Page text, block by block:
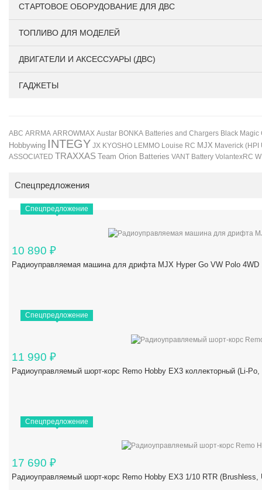
СТАРТОВОЕ ОБОРУДОВАНИЕ ДЛЯ ДВС
ТОПЛИВО ДЛЯ МОДЕЛЕЙ
ДВИГАТЕЛИ И АКСЕССУАРЫ (ДВС)
ГАДЖЕТЫ
ABC ARRMA ARROWMAX Austar BONKA Batteries and Chargers Black Magic
Hobbywing INTEGY JX KYOSHO LEMMO Louise RC MJX Maverick (HPI
ASSOCIATED TRAXXAS Team Orion Batteries VANT Battery VolantexRC
Спецпредложения
Спецпредложение
10 890 ₽
Радиоуправляемая машина для дрифта MJX Hyper Go VW Polo
Спецпредложение
11 990 ₽
Радиоуправляемый шорт-корс Remo Hobby EX3 коллекторный (Li-
Спецпредложение
17 690 ₽
Радиоуправляемый шорт-корс Remo Hobby EX3 1/10 RTR